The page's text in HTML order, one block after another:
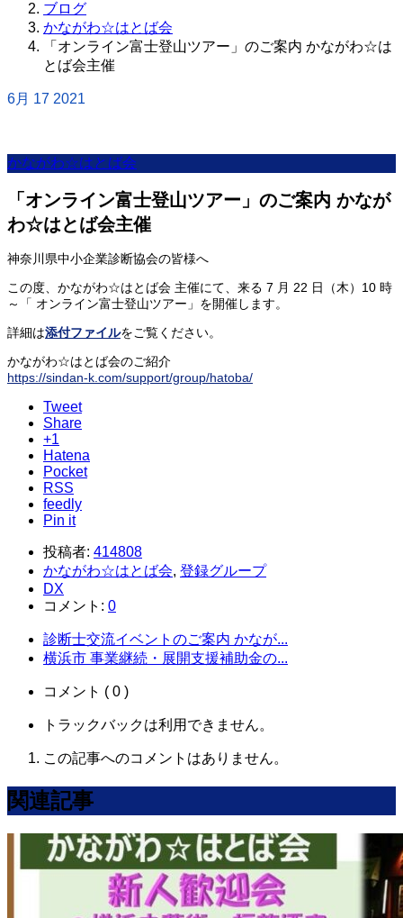
ブログ
かながわ☆はとば会
「オンライン富士登山ツアー」のご案内 かながわ☆は
とば会主催
6月 17 2021
かながわ☆はとば会
「オンライン富士登山ツアー」のご案内 かなが
わ☆はとば会主催
神奈川県中小企業診断協会の皆様へ
この度、かながわ☆はとば会 主催にて、来る 7 月 22 日（木）10 時
～「 オンライン富士登山ツアー」を開催します。
詳細は添付ファイルをご覧ください。
かながわ☆はとば会のご紹介
https://sindan-k.com/support/group/hatoba/
Tweet
Share
+1
Hatena
Pocket
RSS
feedly
Pin it
投稿者: 414808
かながわ☆はとば会, 登録グループ
DX
コメント: 0
診断士交流イベントのご案内 かなが...
横浜市 事業継続・展開支援補助金の...
コメント ( 0 )
トラックバックは利用できません。
この記事へのコメントはありません。
関連記事